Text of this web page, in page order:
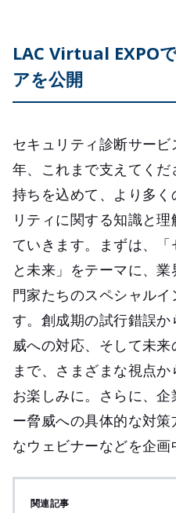
LAC Virtual EXPO
アを公開
セキュリティ診断サー
年、これまで支えてく
持ちを込めて、より多く
リティに関する知識と
ていきます。まずは、
と未来」をテーマに、
門家たちのスペシャル
す。創成期の試行錯誤
威への対応、そして未
まで、さまざまな視点
お楽しみに。さらに、
ー脅威への具体的な対
なウェビナーなどを企画
関連記事